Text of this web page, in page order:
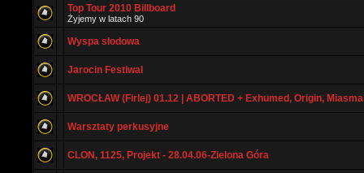
Top Tour 2010 Billboard
Żyjemy w latach 90
Wyspa słodowa
Jarocin Festiwal
WROCŁAW (Firlej) 01.12 | ABORTED + Exhumed, Origin,
Warsztaty perkusyjne
CLON, 1125, Projekt - 28.04.06-Zielona Góra